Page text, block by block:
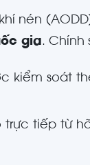
nén
gia. Chính
kiểm soát
tiếp từ